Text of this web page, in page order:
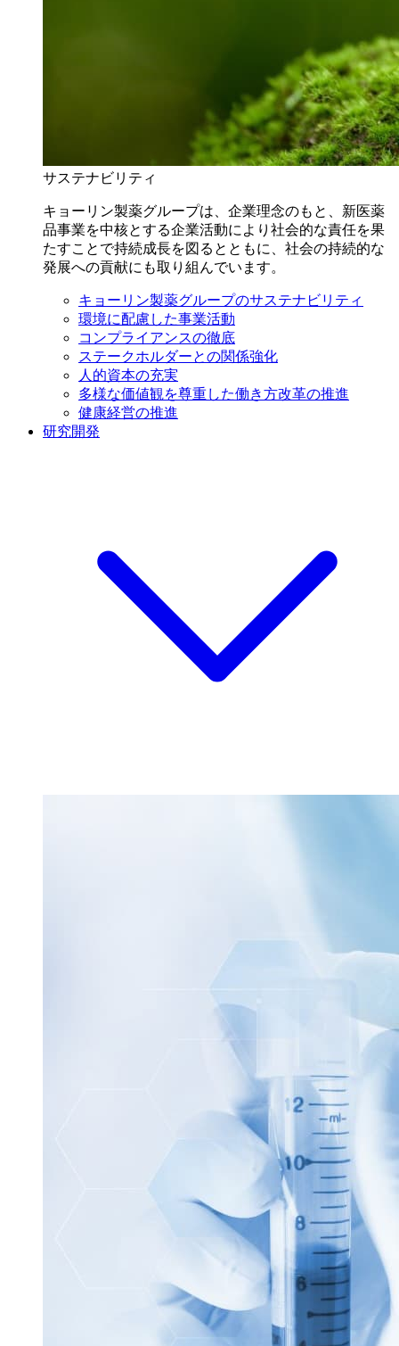
サステナビリティ
キョーリン製薬グループは、企業理念のもと、新医薬
品事業を中核とする企業活動により社会的な責任を果
たすことで持続成長を図るとともに、社会の持続的な
発展への貢献にも取り組んでいます。
キョーリン製薬グループのサステナビリティ
環境に配慮した事業活動
コンプライアンスの徹底
ステークホルダーとの関係強化
人的資本の充実
多様な価値観を尊重した働き方改革の推進
健康経営の推進
研究開発